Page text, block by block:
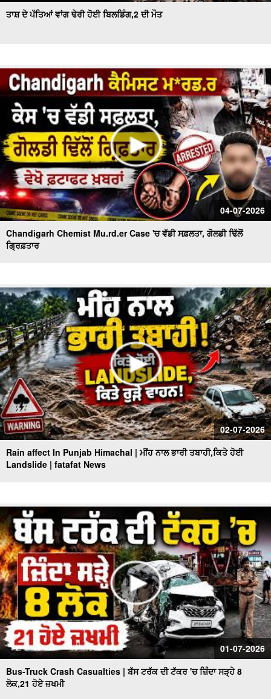
ਤਾਸ਼ ਦੇ ਪੱਤਿਆਂ ਵਾਂਗ ਢੇਰੀ ਹੋਈ ਬਿਲਡਿੰਗ,2 ਦੀ ਮੌਤ
04-07-2026
Chandigarh Chemist Mu.rd.er Case 'ਚ ਵੱਡੀ ਸਫ਼ਲਤਾ, ਗੋਲਡੀ ਢਿੱਲੋਂ
ਗ੍ਰਿਫ਼ਤਾਰ
02-07-2026
Rain affect In Punjab Himachal | ਮੀਂਹ ਨਾਲ ਭਾਰੀ ਤਬਾਹੀ,ਕਿਤੇ ਹੋਈ
Landslide | fatafat News
01-07-2026
Bus-Truck Crash Casualties | ਬੱਸ ਟਰੱਕ ਦੀ ਟੱਕਰ 'ਚ ਜ਼ਿੰਦਾ ਸੜ੍ਹੇ 8
ਲੋਕ,21 ਹੋਏ ਜ਼ਖਮੀ